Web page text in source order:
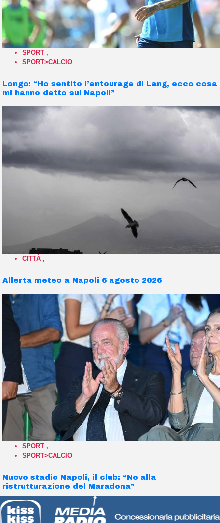
SPORT ,
SPORT>CALCIO
Longo: “Ho sentito l’entourage di Lang, ecco cosa
mi hanno detto sul Napoli”
CITTÀ ,
Allerta meteo a Napoli 6 agosto 2026
SPORT ,
SPORT>CALCIO
Nuovo stadio Napoli, il club: “No alla
ristrutturazione del Maradona”